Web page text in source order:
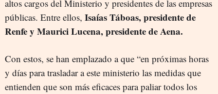
altos cargos del Ministerio y presidentes de las empresas
públicas. Entre ellos, Isaías Táboas, presidente de
Renfe y Maurici Lucena, presidente de Aena.
Con estos, se han emplazado a que “en próximas horas
y días para trasladar a este ministerio las medidas que
entienden que son más eficaces para paliar todos los